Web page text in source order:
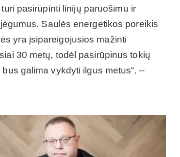
pasirūpinti linijų paruošimu ir
Saulės energetikos poreikis
yra įsipareigojusios mažinti
30 metų, todėl pasirūpinus tokių
galima vykdyti ilgus metus“, –